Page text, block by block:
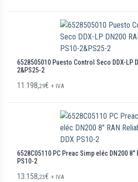
6528505010 Puesto Control Seco DDX-LP
2&PS25-2
11.198,29€ + IVA
6528C05110 PC Preac Simp eléc DN200 8″
PS10-2
13.158,23€ + IVA